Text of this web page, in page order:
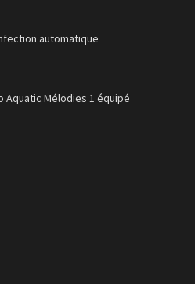
automatique
Aquatic Mélodies 1 équipé